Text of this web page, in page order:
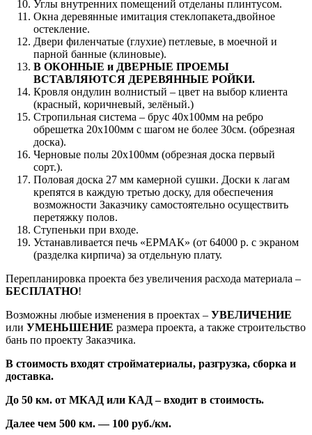
Углы внутренних помещений отделаны плинтусом.
Окна деревянные имитация стеклопакета,двойное
остекление.
Двери филенчатые (глухие) петлевые, в моечной и
парной банные (клиновые).
В ОКОННЫЕ и ДВЕРНЫЕ ПРОЕМЫ
ВСТАВЛЯЮТСЯ ДЕРЕВЯННЫЕ РОЙКИ.
Кровля ондулин волнистый – цвет на выбор клиента
(красный, коричневый, зелёный.)
Стропильная система – брус 40х100мм на ребро
обрешетка 20х100мм с шагом не более 30см. (обрезная
доска).
Черновые полы 20х100мм (обрезная доска первый
сорт.).
Половая доска 27 мм камерной сушки. Доски к лагам
крепятся в каждую третью доску, для обеспечения
возможности Заказчику самостоятельно осуществить
перетяжку полов.
Ступеньки при входе.
Устанавливается печь «ЕРМАК» (от 64000 р. с экраном
(разделка кирпича) за отдельную плату.
Перепланировка проекта без увеличения расхода материала –
БЕСПЛАТНО!
Возможны любые изменения в проектах – УВЕЛИЧЕНИЕ
или УМЕНЬШЕНИЕ размера проекта, а также строительство
бань по проекту Заказчика.
В стоимость входят стройматериалы, разгрузка, сборка и
доставка.
До 50 км. от МКАД или КАД – входит в стоимость.
Далее чем 500 км. — 100 руб./км.